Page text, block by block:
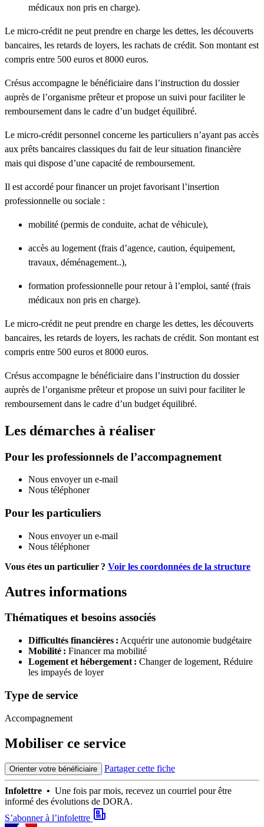
médicaux non pris en charge).
Le micro-crédit ne peut prendre en charge les dettes, les découverts
bancaires, les retards de loyers, les rachats de crédit. Son montant est
compris entre 500 euros et 8000 euros.
Crésus accompagne le bénéficiaire dans l’instruction du dossier
auprès de l’organisme prêteur et propose un suivi pour faciliter le
remboursement dans le cadre d’un budget équilibré.
Le micro-crédit personnel concerne les particuliers n’ayant pas accès
aux prêts bancaires classiques du fait de leur situation financière
mais qui dispose d’une capacité de remboursement.
Il est accordé pour financer un projet favorisant l’insertion
professionnelle ou sociale :
mobilité (permis de conduite, achat de véhicule),
accès au logement (frais d’agence, caution, équipement,
travaux, déménagement..),
formation professionnelle pour retour à l’emploi, santé (frais
médicaux non pris en charge).
Le micro-crédit ne peut prendre en charge les dettes, les découverts
bancaires, les retards de loyers, les rachats de crédit. Son montant est
compris entre 500 euros et 8000 euros.
Crésus accompagne le bénéficiaire dans l’instruction du dossier
auprès de l’organisme prêteur et propose un suivi pour faciliter le
remboursement dans le cadre d’un budget équilibré.
Les démarches à réaliser
Pour les professionnels de l’accompagnement
Nous envoyer un e-mail
Nous téléphoner
Pour les particuliers
Nous envoyer un e-mail
Nous téléphoner
Vous étes un particulier ? Voir les coordonnées de la structure
Autres informations
Thématiques et besoins associés
Difficultés financières : Acquérir une autonomie budgétaire
Mobilité : Financer ma mobilité
Logement et hébergement : Changer de logement, Réduire
les impayés de loyer
Type de service
Accompagnement
Mobiliser ce service
Orienter votre bénéficiaire Partager cette fiche
Infolettre • Une fois par mois, recevez un courriel pour être
informé des évolutions de DORA.
S’abonner à l’infolettre